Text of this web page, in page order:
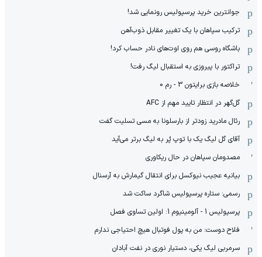
جوانترین خرید پرسپولیس رونمایی شد!
ترکیب سپاهان با یک تغییر مقابل ذوب‌آهن
باشگاه روسی هم روی اوت‌های نادر حساب کرد!
تراکتور با پیروزی به استقبال لیگ رفت!
خلاصه بازی برایتون 3 - رم 0
گل‌گهر در انتظار تایید مهم از ‌AFC
رئال مادرید زودتر از بارسلونا به مسی تسلیت گفت
آقای گل لیگ یک با توپ پُر به لیگ برتر می‌آید
مصدومان سپاهان در حال ریکاوری
بیانیه عجیب نیوکسل برای انتقال گیمارش به آرسنال
رسمی: ستاره پرسپولیس شاگرد ساکت شد
پرسپولیس 1 - آلومینیوم 1: اولین تساوی فصل
فلاح دوست: من به پول فوتبال هیچ احتیاجی ندارم
سرمربی لیگ یکی، دستیار نوری در نفت آبادان